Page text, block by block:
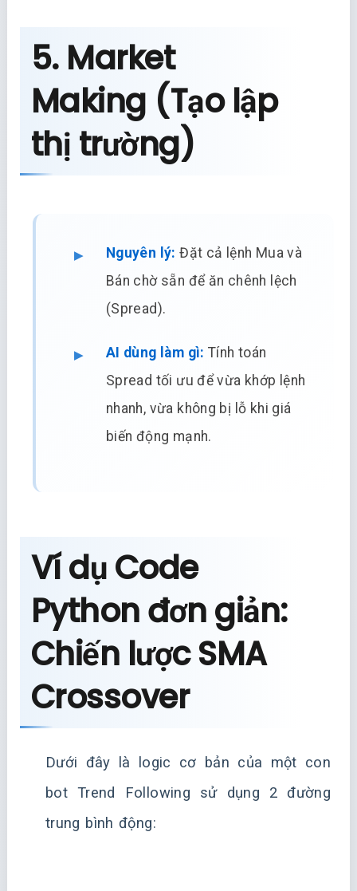
5. Market
Making (Tạo lập
thị trường)
Nguyên lý: Đặt cả lệnh Mua và
Bán chờ sẵn để ăn chênh lệch
(Spread).
AI dùng làm gì: Tính toán
Spread tối ưu để vừa khớp lệnh
nhanh, vừa không bị lỗ khi giá
biến động mạnh.
Ví dụ Code
Python đơn giản:
Chiến lược SMA
Crossover
Dưới đây là logic cơ bản của một con
bot Trend Following sử dụng 2 đường
trung bình động: